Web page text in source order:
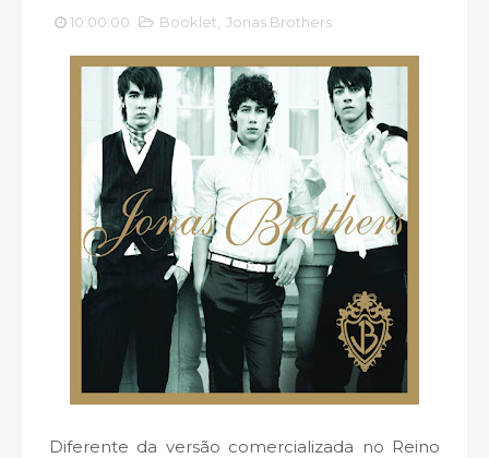
10:00:00 Booklet Jonas Brothers
Diferente da versão comercializada no Reino